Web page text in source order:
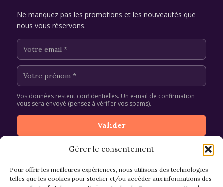
Gérer le consentement
Pour offrir les meilleures expériences, nous utilisons des technologies
telles que les cookies pour stocker et/ou accéder aux informations des
Ne manquez pas les promotions et les nouveautés que
nous vous réservons.
Vos données restent confidentielles. Un e-mail de confirmation
vous sera envoyé (pensez à vérifier vos spams).